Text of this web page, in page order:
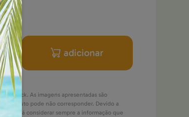
adicionar
de stock. As imagens apresentadas são
produto pode não corresponder. Devido a
deverá considerar sempre a informação que